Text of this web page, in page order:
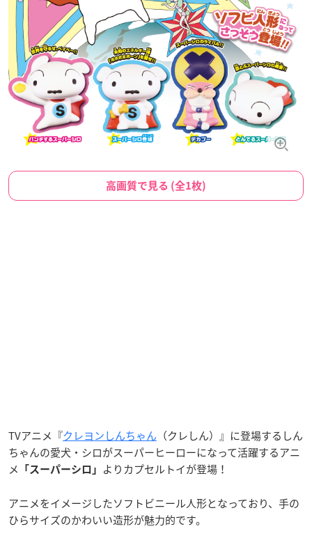
高画質で見る (全1枚)
TVアニメ『クレヨンしんちゃん （クレしん）』に登場するしん
ちゃんの愛犬・シロがスーパーヒーローになって活躍するアニ
メ
「スーパーシロ」 よりカプセルトイが登場！
アニメをイメージしたソフトビニール人形となっており、手の
ひらサイズのかわいい造形が魅力的です。